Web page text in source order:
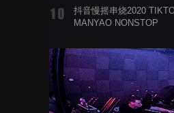
抖音慢摇串烧2020
MANYAO NONSTOP
蝉爸爸妈妈爱存在夏天的
声音啊